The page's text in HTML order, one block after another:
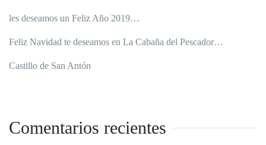
les deseamos un Feliz Año 2019…
Feliz Navidad te deseamos en La Cabaña del Pescador…
Castillo de San Antón
Comentarios recientes